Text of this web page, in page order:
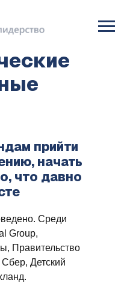
прийти
начать
что давно
Среди
Group,
Правительство
Детский